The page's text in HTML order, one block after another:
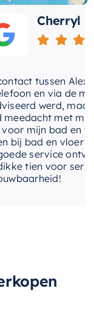
geven.
Cherryl
tussen Alex
en via de
werd, maar
met mij.
mijn bad en
bad en vloer
service
tien voor